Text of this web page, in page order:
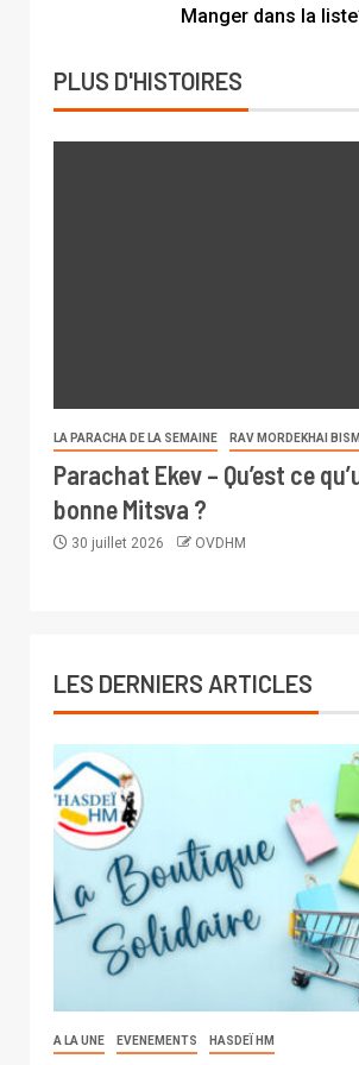
Manger dans la
PLUS D'HISTOIRES
LA PARACHA DE LA SEMAINE RAV MORDEKHAI
Parachat Ekev – Qu’est ce
bonne Mitsva ?
30 juillet 2026 OVDHM
LES DERNIERS ARTICLES
A LA UNE EVENEMENTS HASDEÏ HM